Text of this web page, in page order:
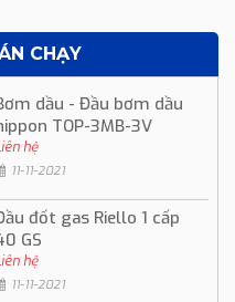
CHẠY
dầu - Đầu bơm dầu
TOP-3MB-3V
hệ
11-11-2021
đốt gas Riello 1 cấp
GS
hệ
11-11-2021